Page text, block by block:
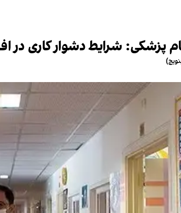
پزشکی: شرایط دشوار کاری در